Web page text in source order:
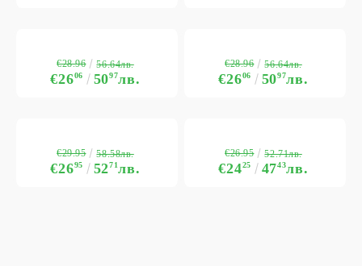
€2606 5097лв.
€28.96 56.64лв.
€2606 5097лв.
€28.96 56.64лв.
€2695 5271лв.
€29.95 58.58лв.
€2425 4743лв.
€26.95 52.71лв.